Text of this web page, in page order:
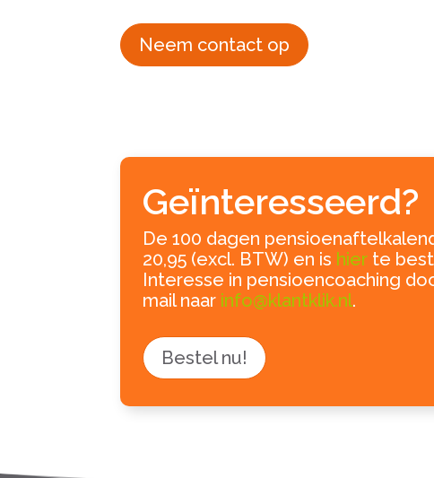
Neem contact op
Geïnteresseerd?
De 100 dagen
20,95 (excl. BTW) en is hier te
Interesse in pensioencoaching
mail naar info@klantklik.nl.
Bestel nu!